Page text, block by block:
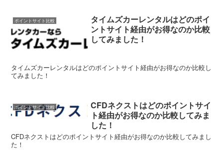
ポイントサイト比較
タイムズカーレンタルはどのポイ
ントサイト経由がお得なのか比較
してみました！
タイムズカーレンタルはどのポイントサイト経由がお得なのか比較し
てみました！
ポイントサイト比較
CFDネクストはどのポイントサイ
ト経由がお得なのか比較してみま
した！
CFDネクストはどのポイントサイト経由がお得なのか比較してみまし
た！